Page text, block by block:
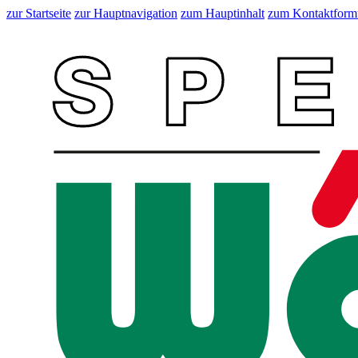
zur Startseite zur Hauptnavigation zum Hauptinhalt zum